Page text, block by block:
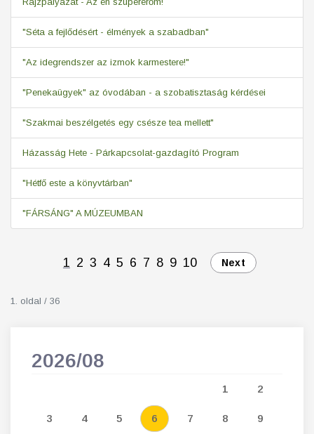
"Séta a fejlődésért - élmények a szabadban"
"Az idegrendszer az izmok karmestere!"
"Penekaügyek" az óvodában - a szobatisztaság kérdései
"Szakmai beszélgetés egy csésze tea mellett"
Házasság Hete - Párkapcsolat-gazdagító Program
"Hétfő este a könyvtárban"
"FÁRSÁNG" A MÚZEUMBAN
1 2 3 4 5 6 7 8 9 10 Next
1. oldal / 36
2026/08
1 2
3 4 5 6 7 8 9